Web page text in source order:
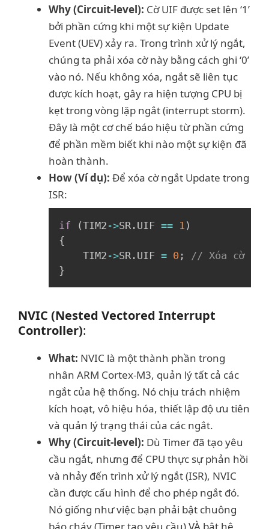
Why (Circuit-level): Cờ UIF được set lên ‘1’
bởi phần cứng khi một sự kiện Update
Event (UEV) xảy ra. Trong trình xử lý ngắt,
chúng ta phải xóa cờ này bằng cách ghi ‘0’
vào nó. Nếu không xóa, ngắt sẽ liên tục
được kích hoạt, gây ra hiện tượng CPU bị
kẹt trong vòng lặp ngắt (interrupt storm).
Đây là một cơ chế báo hiệu từ phần cứng
để phần mềm biết khi nào một sự kiện đã
hoàn thành.
How (Ví dụ): Để xóa cờ ngắt Update trong
ISR:
if (TIM2 ->SR . UIF == 1 )
{
    TIM2
->SR . UIF = 0 ;
// Xóa cờ
}
NVIC (Nested Vectored Interrupt
Controller):
What: NVIC là một thành phần trong
nhân ARM Cortex-M3, quản lý tất cả các
ngắt của hệ thống. Nó chịu trách nhiệm
kích hoạt, vô hiệu hóa, thiết lập độ ưu tiên
và quản lý trạng thái của các ngắt.
Why (Circuit-level): Dù Timer đã tạo yêu
cầu ngắt, nhưng để CPU thực sự phản hồi
và nhảy đến trình xử lý ngắt (ISR), NVIC
cần được cấu hình để cho phép ngắt đó.
Nó giống như việc bạn phải bật chuông